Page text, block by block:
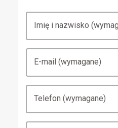
Imię i nazwisko
E-mail (wymagane)
Telefon (wymagane)